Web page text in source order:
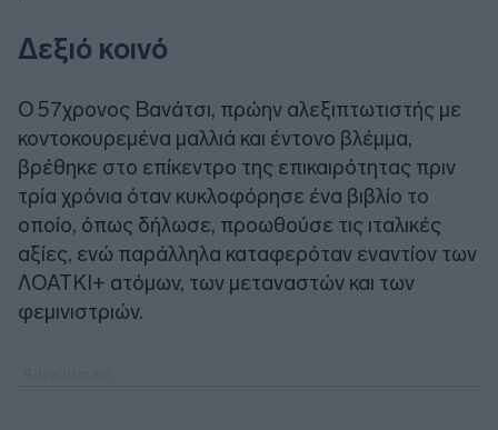
Δεξιό κοινό
Ο 57χρονος Βανάτσι, πρώην αλεξιπτωτιστής με
κοντοκουρεμένα μαλλιά και έντονο βλέμμα,
βρέθηκε στο επίκεντρο της επικαιρότητας πριν
τρία χρόνια όταν κυκλοφόρησε ένα βιβλίο το
οποίο, όπως δήλωσε, προωθούσε τις ιταλικές
αξίες, ενώ παράλληλα καταφερόταν εναντίον των
ΛΟΑΤΚΙ+ ατόμων, των μεταναστών και των
φεμινιστριών.